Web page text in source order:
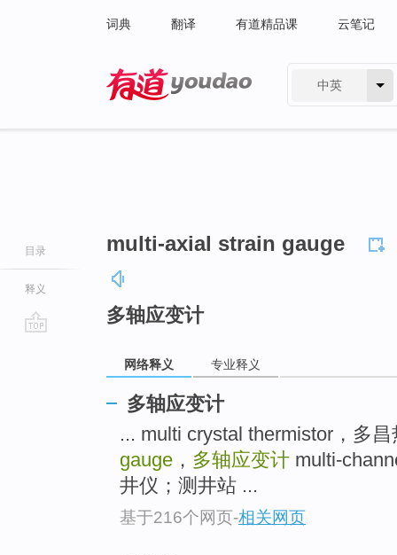
词典 翻译 有道精品课 云笔记
中英
目录
释义
multi-axial strain gauge
多轴应变计
网络释义 专业释义
多轴应变计
... multi crystal thermistor，多
gauge ， 多轴应变计 multi-
井仪；测井站 ...
基于216个网页-相关网页